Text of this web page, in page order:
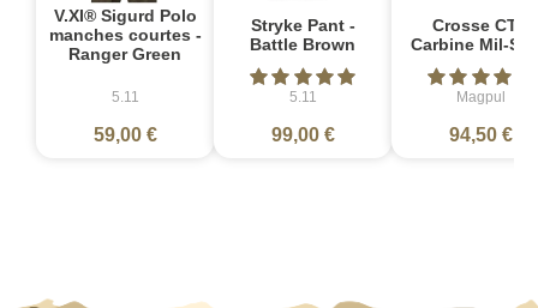
V.XI® Sigurd Polo
manches courtes -
Ranger Green
5.11
59,00 €
Stryke Pant -
Battle Brown
5.11
99,00 €
Crosse CTR
Carbine Mil-
Magpul
94,50 €